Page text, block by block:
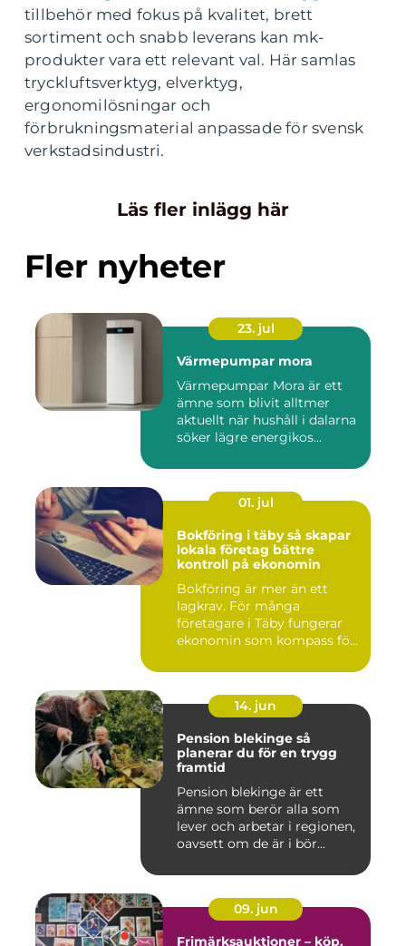
tillbehör med fokus på kvalitet, brett
sortiment och snabb leverans kan mk-
produkter vara ett relevant val. Här samlas
tryckluftsverktyg, elverktyg,
ergonomilösningar och
förbrukningsmaterial anpassade för svensk
verkstadsindustri.
Läs fler inlägg här
Fler nyheter
23. jul
Värmepumpar mora
Värmepumpar Mora är ett
ämne som blivit alltmer
aktuellt när hushåll i dalarna
söker lägre energikos...
01. jul
Bokföring i täby så skapar
lokala företag bättre
kontroll på ekonomin
Bokföring är mer än ett
lagkrav. För många
företagare i Täby fungerar
ekonomin som kompass för
14. jun
Pension blekinge så
planerar du för en trygg
framtid
Pension blekinge är ett
ämne som berör alla som
lever och arbetar i regionen,
oavsett om de är i bör...
09. jun
Frimärksauktioner – köp,